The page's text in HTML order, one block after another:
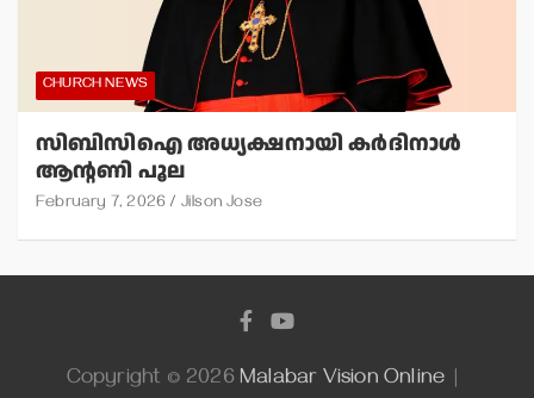
CHURCH NEWS
സിബിസിഐ അധ്യക്ഷനായി കര്‍ദിനാള്‍
ആന്റണി പൂല
February 7, 2026 Jilson Jose
Copyright © 2026 Malabar Vision Online